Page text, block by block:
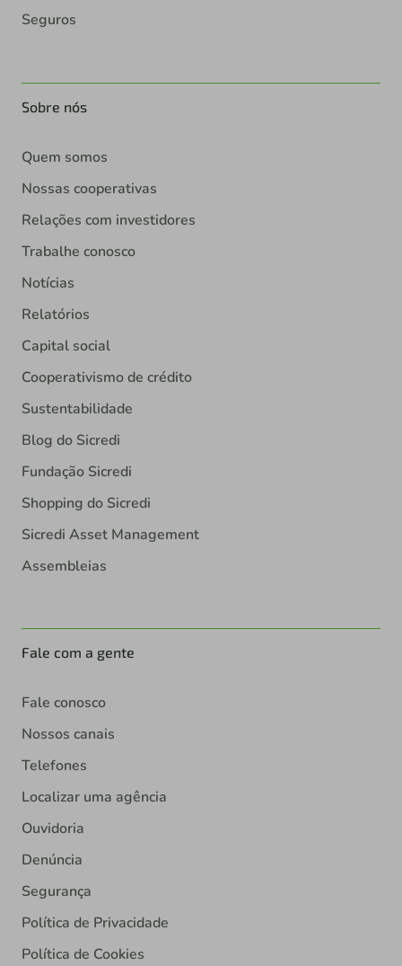
Seguros
Sobre nós
Quem somos
Nossas cooperativas
Relações com investidores
Trabalhe conosco
Notícias
Relatórios
Capital social
Cooperativismo de crédito
Sustentabilidade
Blog do Sicredi
Fundação Sicredi
Shopping do Sicredi
Sicredi Asset Management
Assembleias
Fale com a gente
Fale conosco
Nossos canais
Telefones
Localizar uma agência
Ouvidoria
Denúncia
Segurança
Política de Privacidade
Política de Cookies